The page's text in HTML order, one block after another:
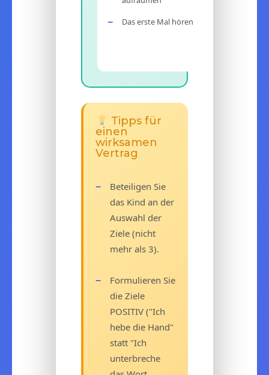
Das erste Mal hören
Tipps für
einen
wirksamen
Vertrag
Beteiligen Sie
das Kind an der
Auswahl der
Ziele (nicht
mehr als 3).
Formulieren Sie
die Ziele
POSITIV ("Ich
hebe die Hand"
statt "Ich
unterbreche